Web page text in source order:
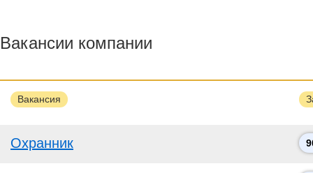
Вакансии компании
Вакансия
Охранник